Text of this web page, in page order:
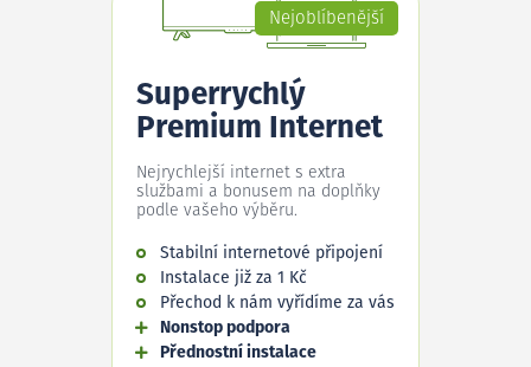
Nejoblíbenější
Superrychlý
Premium Internet
Nejrychlejší internet s extra
službami a bonusem na doplňky
podle vašeho výběru.
Stabilní internetové připojení
Instalace již za 1 Kč
Přechod k nám vyřídíme za vás
Nonstop podpora
Přednostní instalace